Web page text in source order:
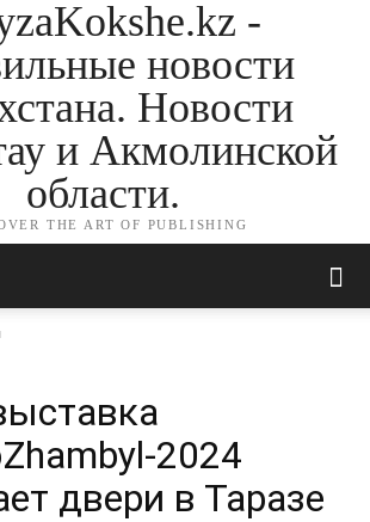
-
новости
Новости
и Акмолинской
области.
THE ART OF PUBLISHING
2024
двери в Таразе